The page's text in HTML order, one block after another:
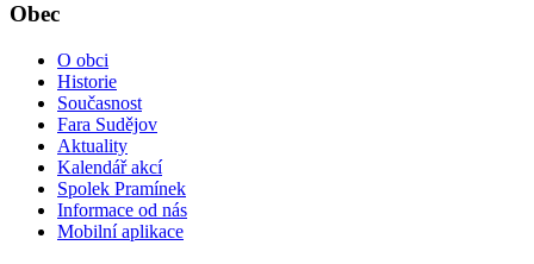
Obec
O obci
Historie
Současnost
Fara Sudějov
Aktuality
Kalendář akcí
Spolek Pramínek
Informace od nás
Mobilní aplikace